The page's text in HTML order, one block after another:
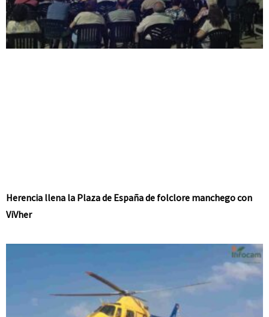
Herencia llena la Plaza de España de folclore manchego con
ViVher